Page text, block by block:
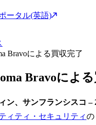
ータル(英語)
Bravoによる買収完了
Bravoによ
ン、サンフランシスコ –
ィティ・セキュリティの